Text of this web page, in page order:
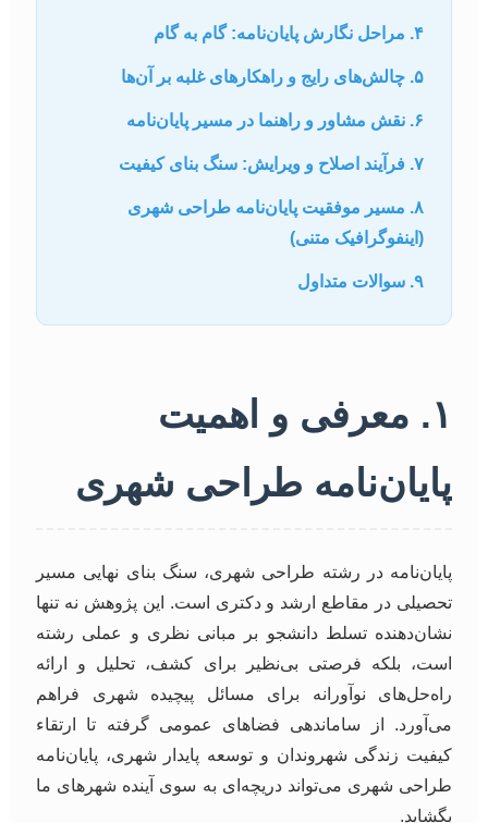
۴. مراحل نگارش پایان‌نامه: گام به گام
۵. چالش‌های رایج و راهکارهای غلبه بر آن‌ها
۶. نقش مشاور و راهنما در مسیر پایان‌نامه
۷. فرآیند اصلاح و ویرایش: سنگ بنای کیفیت
۸. مسیر موفقیت پایان‌نامه طراحی شهری
(اینفوگرافیک متنی)
۹. سوالات متداول
۱. معرفی و اهمیت
پایان‌نامه طراحی شهری
پایان‌نامه در رشته طراحی شهری، سنگ بنای نهایی مسیر
تحصیلی در مقاطع ارشد و دکتری است. این پژوهش نه تنها
نشان‌دهنده تسلط دانشجو بر مبانی نظری و عملی رشته
است، بلکه فرصتی بی‌نظیر برای کشف، تحلیل و ارائه
راه‌حل‌های نوآورانه برای مسائل پیچیده شهری فراهم
می‌آورد. از ساماندهی فضاهای عمومی گرفته تا ارتقاء
کیفیت زندگی شهروندان و توسعه پایدار شهری، پایان‌نامه
طراحی شهری می‌تواند دریچه‌ای به سوی آینده شهرهای ما
بگشاید.